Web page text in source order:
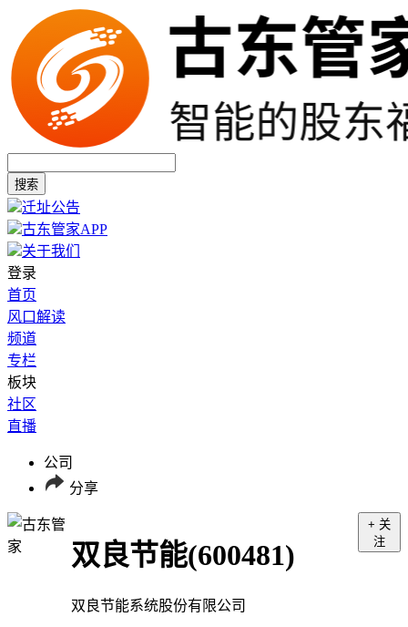
搜索
迁址公告
古东管家APP
关于我们
登录
首页
风口解读
频道
专栏
板块
社区
直播
公司
分享
双良节能(600481)
双良节能系统股份有限公司
+ 关
注